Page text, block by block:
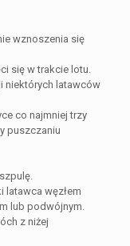
wznoszenia się
się w trakcie lotu.
niektórych latawców
co najmniej trzy
puszczaniu
latawca węzłem
lub podwójnym.
z niżej